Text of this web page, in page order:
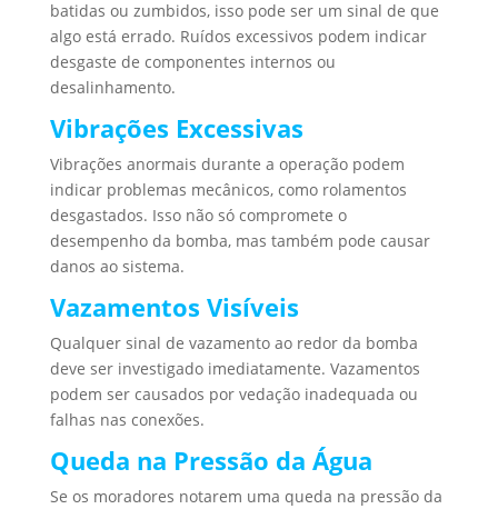
batidas ou zumbidos, isso pode ser um sinal de que
algo está errado. Ruídos excessivos podem indicar
desgaste de componentes internos ou
desalinhamento.
Vibrações Excessivas
Vibrações anormais durante a operação podem
indicar problemas mecânicos, como rolamentos
desgastados. Isso não só compromete o
desempenho da bomba, mas também pode causar
danos ao sistema.
Vazamentos Visíveis
Qualquer sinal de vazamento ao redor da bomba
deve ser investigado imediatamente. Vazamentos
podem ser causados por vedação inadequada ou
falhas nas conexões.
Queda na Pressão da Água
Se os moradores notarem uma queda na pressão da